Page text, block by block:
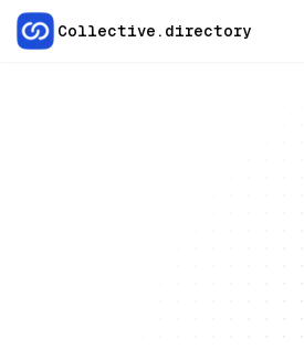
Collective.directory